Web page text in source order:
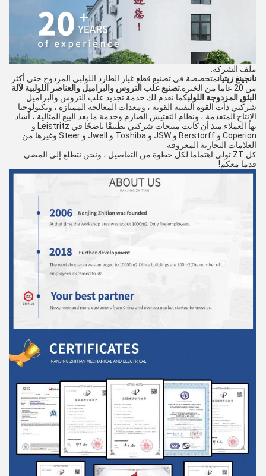
ملف الشركة.
نانجينغ زيتيانمتخصصة في تصنيع قطع غيار الطارد اللولبي المزدوج.حتى أكثر
من 20 عاما من الخبرة.
تصنيع علب التروس والبراميل والعناصر اللولبية لآلة
البثق المزدوجة اللولبكما نقدم لك خدمة تجديد علب التروس والبراميل.
شركتي ذات القوة التقنية القوية ، ومعدات المعالجة الممتازة ، وتكنولوجيا
الإنتاج المتقدمة ، ونظام التفتيش الصارم وخدمة ما بعد البيع المثالية ، أشاد
بها العملاء.منذ أن كانت منتجات شركتي تطبيقًا ناضجًا في Leistritz و
Coperion و Berstorff و JSW و Toshiba و Jwell و Steer وغيرها من
العلامات التجارية المعروفة.
كل ZT تولي اهتماما لكل خطوة من التفاصيل ، ونحن نتطلع إلى المضي
قدما معكم!